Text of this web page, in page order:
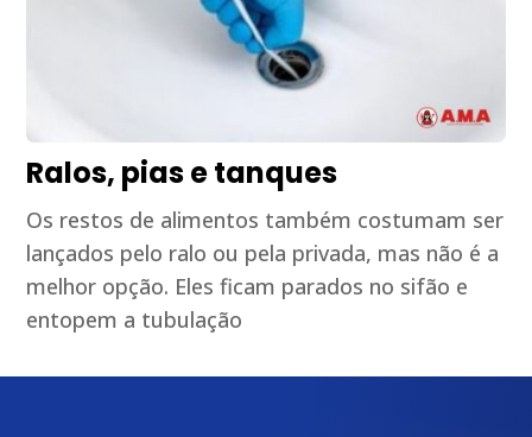
Ralos, pias e tanques
Os restos de alimentos também costumam ser
lançados pelo ralo ou pela privada, mas não é a
melhor opção. Eles ficam parados no sifão e
entopem a tubulação